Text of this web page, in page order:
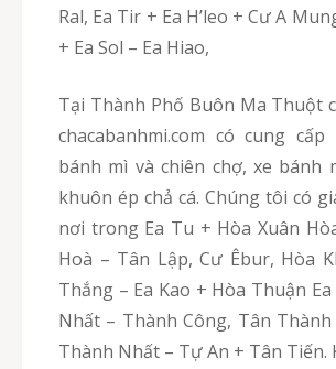
Ral, Ea Tir + Ea H’leo + Cư A
+ Ea Sol – Ea Hiao,
Tại Thành Phố Buôn Ma Thuột của Đắk Lắk,
chacabanhmi.com có cung
bánh mì và chiên chợ, xe bánh
khuôn ép chả cá. Chúng tôi có
nơi trong Ea Tu + Hòa Xuân
Hoà – Tân Lập, Cư Êbur, Hòa
Thắng – Ea Kao + Hòa Thuận
Nhất – Thành Công, Tân
Thành Nhất – Tự An + Tân Tiến.